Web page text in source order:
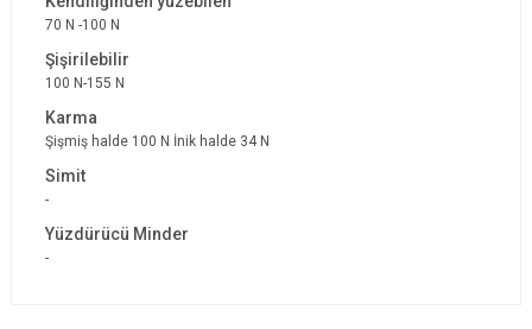
70 N -100 N
100 N-155 N
Şişmiş halde 100 N İnik halde 34 N
-
-